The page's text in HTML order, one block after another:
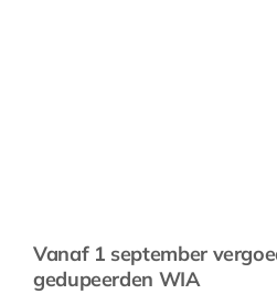
Vanaf 1 september
gedupeerden WIA